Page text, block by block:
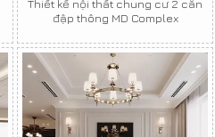
Thiết kế nội thất chung cư 2 căn
đập thông MD Complex